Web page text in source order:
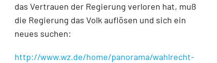
das Vertrauen der Regierung verloren hat, muß
die Regierung das Volk auflösen und sich ein
neues suchen:
http://www.wz.de/home/panorama/wahlrecht-